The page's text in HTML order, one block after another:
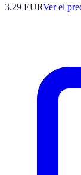
3.29 EURVer el